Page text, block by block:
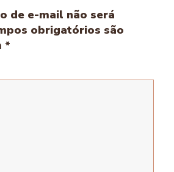
de e-mail não será
obrigatórios são
*